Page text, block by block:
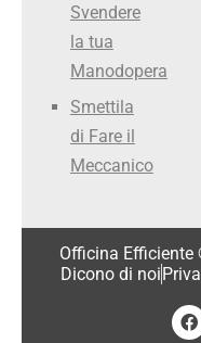
Svendere
la tua
Manodopera
Smettila
di Fare il
Meccanico
Officina Efficiente
Dicono di noi